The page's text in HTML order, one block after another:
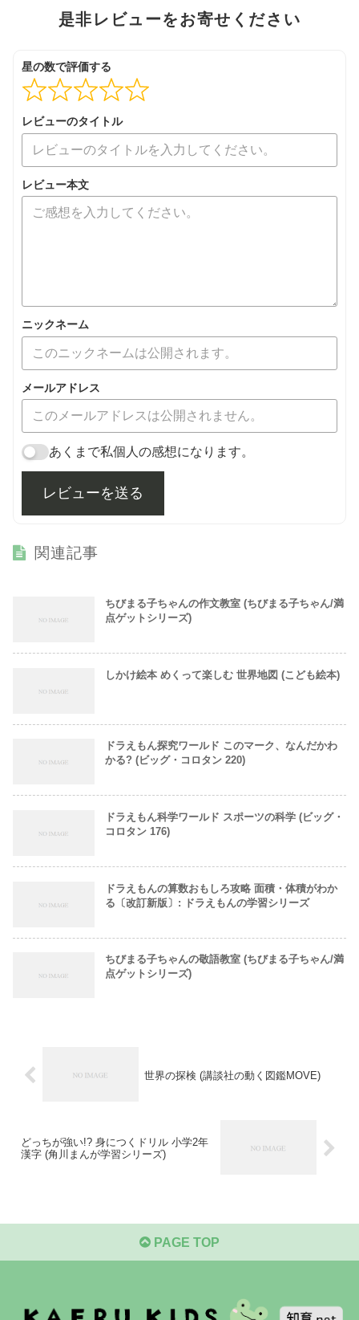
是非レビューをお寄せください
星の数で評価する
レビューのタイトル
レビュー本文
ニックネーム
メールアドレス
あくまで私個人の感想になります。
レビューを送る
関連記事
ちびまる子ちゃんの作文教室 (ちびまる子ちゃん/満
点ゲットシリーズ)
しかけ絵本 めくって楽しむ 世界地図 (こども絵本)
ドラえもん探究ワールド このマーク、なんだかわ
かる? (ビッグ・コロタン 220)
ドラえもん科学ワールド スポーツの科学 (ビッグ・
コロタン 176)
ドラえもんの算数おもしろ攻略 面積・体積がわか
る〔改訂新版〕: ドラえもんの学習シリーズ
ちびまる子ちゃんの敬語教室 (ちびまる子ちゃん/満
点ゲットシリーズ)
世界の探検 (講談社の動く図鑑MOVE)
どっちが強い!? 身につくドリル 小学2年
漢字 (角川まんが学習シリーズ)
PAGE TOP